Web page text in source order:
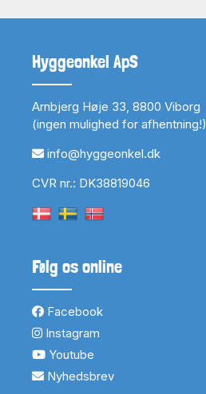
Hyggeonkel ApS
Arnbjerg Høje 33, 8800 Viborg
(ingen mulighed for afhentning!)
info@hyggeonkel.dk
CVR nr.: DK38819046
Følg os online
Facebook
Instagram
Youtube
Nyhedsbrev